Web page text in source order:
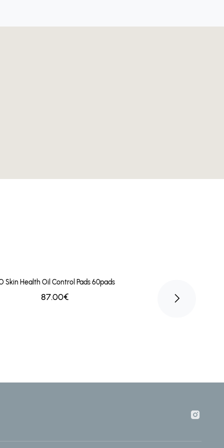
Skin Health Oil Control Pads 60pads
87.00€
ZO Skin Health